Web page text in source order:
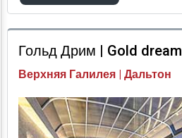
Проверка цен
Гольд Дрим | Gold dream
Верхняя Галилея | Дальтон